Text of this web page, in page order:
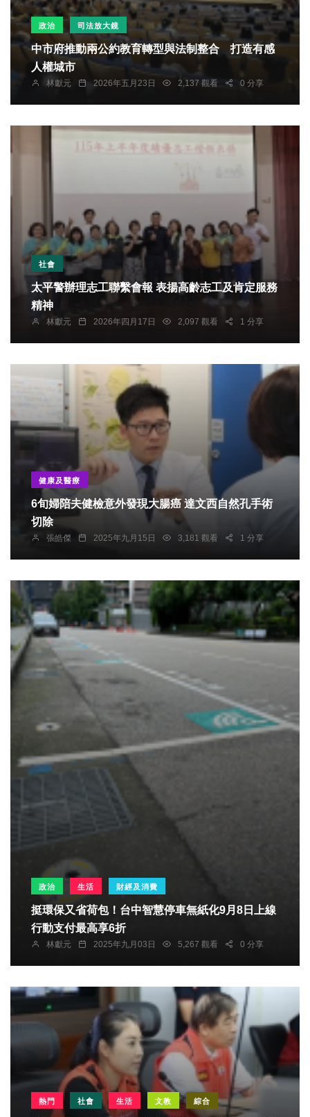
政治 司法放大鏡
中市府推動兩公約教育轉型與法制整合 打造有感
人權城市
林獻元 2026年五月23日 2,137 觀看 0 分享
社會
太平警辦理志工聯繫會報 表揚高齡志工及肯定服務
精神
林獻元 2026年四月17日 2,097 觀看 1 分享
健康及醫療
6旬婦陪夫健檢意外發現大腸癌 達文西自然孔手術
切除
張皓傑 2025年九月15日 3,181 觀看 1 分享
政治 生活 財經及消費
挺環保又省荷包！台中智慧停車無紙化9月8日上線
行動支付最高享6折
林獻元 2025年九月03日 5,267 觀看 0 分享
熱門 社會 生活 文教 綜合